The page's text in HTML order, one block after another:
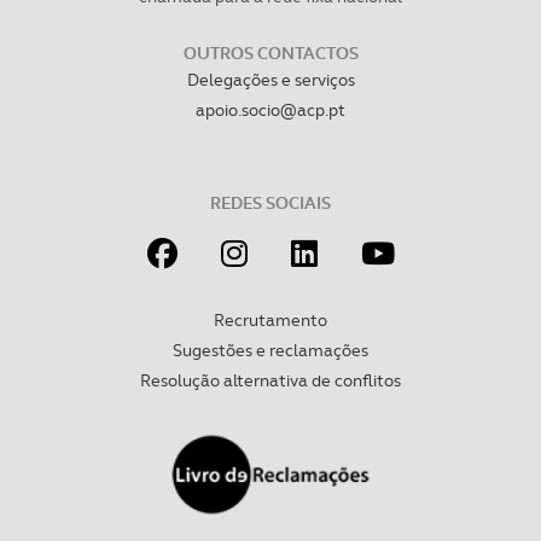
necessário no contexto dos serviços a prestar.
experiência de navegação no Website e nos serviços
Consulte a política de cookies do site.
OUTROS CONTACTOS
Delegações e serviços
apoio.socio@acp.pt
REDES SOCIAIS
Recrutamento
Sugestões e reclamações
Resolução alternativa de conflitos